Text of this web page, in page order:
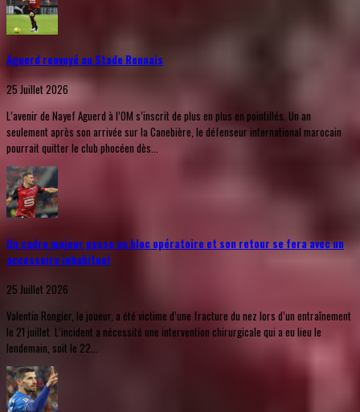
Aguerd renvoyé au Stade Rennais
25 Juillet 2026
L’avenir de Nayef Aguerd à l’OM s’inscrit de plus en plus en pointillés. Un an
seulement après son arrivée sur la Canebière, le défenseur international marocain
pourrait quitter le club phocéen dès...
Un cadre majeur passe au bloc opératoire et son retour se fera avec un
accessoire inhabituel
25 Juillet 2026
Valentin Rongier, le joueur, a été victime d’une fracture du nez lors d’un entraînement
le 21 juillet. L’incident a nécessité une intervention chirurgicale qui a eu lieu le
lendemain, soit le 22...